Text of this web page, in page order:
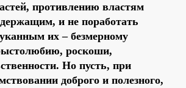
противлению властям
и не поработать
их – безмерному
роскоши,
Но пусть, при
доброго и полезного,